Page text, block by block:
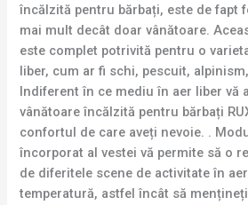
încălzită pentru bărbați, este de fapt
mai mult decât doar vânătoare.
este complet potrivită pentru o
liber, cum ar fi schi, pescuit,
Indiferent în ce mediu în aer liber vă
vânătoare încălzită pentru bărbați
confortul de care aveți nevoie. .
încorporat al vestei vă permite să o
de diferitele scene de activitate în
temperatură, astfel încât să